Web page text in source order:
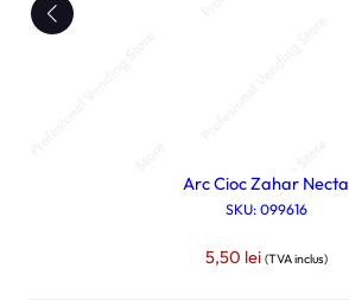
Arc Cioc Zahar Necta
SKU: 099616
5,50 lei (TVA inclus)